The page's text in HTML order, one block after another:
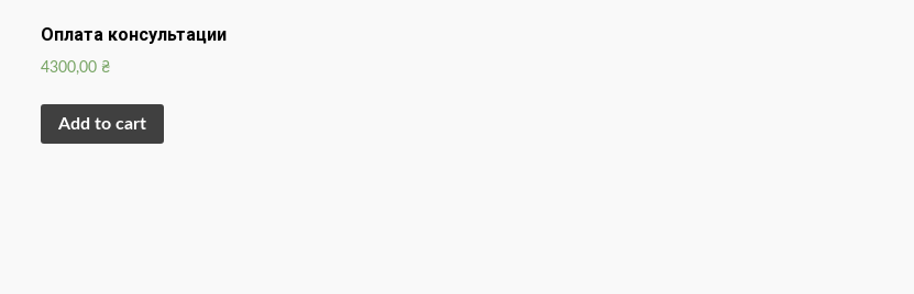
Оплата консультации
4300,00 ₴
Add to cart